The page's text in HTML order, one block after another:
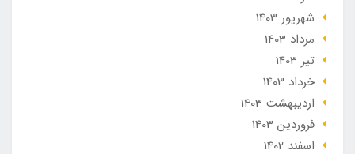
شهریور 1403
مرداد 1403
تير 1403
خرداد 1403
ارديبهشت 1403
فروردین 1403
اسفند 1402